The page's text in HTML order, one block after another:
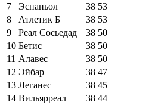
7
Эспаньол 38 53
8
Атлетик Б 38 53
9
Реал Сосьедад 38 50
10 Бетис 38 50
11 Алавес 38 50
12 Эйбар 38 47
13 Леганес 38 45
14 Вильярреал 38 44